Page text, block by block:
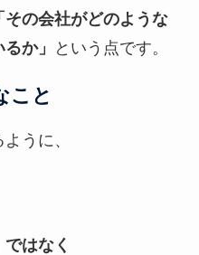
その会社がどのような
か」
という点です。
こと
うに、
はなく